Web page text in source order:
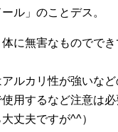
ル」のことデス。
に無害なものでで
アルカリ性が強いな
用するなど注意は
丈夫ですが^^）